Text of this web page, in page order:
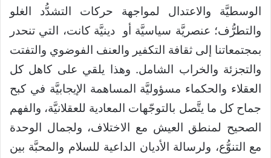
الوسطيَّة والاعتدال لمواجهة حركات التشدُّد الغلو
والتطرُّف؛ عنصريَّة سياسيَّة أو دينيَّة كانت، التي تنحدر
بمجتمعاتنا إلى ثقافة التكفير والعنف الفوضوي والتفتت
والتجزئة والخراب الشامل. وهذا يلقي على كاهل كل
العقلاء والحكماء مسؤوليَّة المساهمة الإيجابيَّة في كبح
جماح كل ما يتَّصل بالتوجّهات المعادية للعقلانيَّة، والفهم
الصحيح لمنطق العيش مع الاختلاف، ولجمال الوحدة
مع التنوُّع، ولرسالة الأديان الداعية للسلام والمحبَّة بين